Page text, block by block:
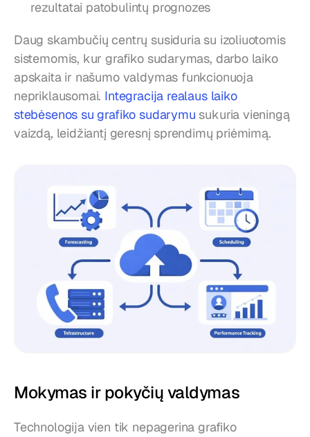
rezultatai patobulintų prognozes
Daug skambučių centrų susiduria su izoliuotomis
sistemomis, kur grafiko sudarymas, darbo laiko
apskaita ir našumo valdymas funkcionuoja
nepriklausomai. Integracija realaus laiko
stebėsenos su grafiko sudarymu sukuria vieningą
vaizdą, leidžiantį geresnį sprendimų priėmimą.
Mokymas ir pokyčių valdymas
Technologija vien tik nepagerina grafiko